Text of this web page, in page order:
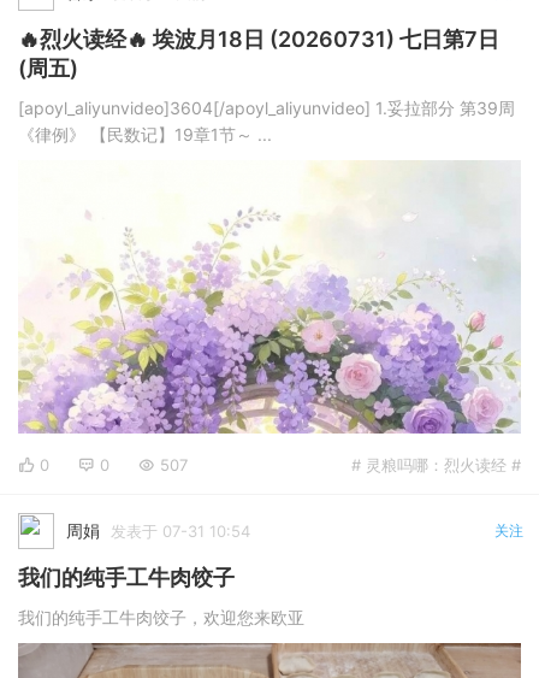
🔥烈火读经🔥 埃波月18日 (20260731) 七日第7日
(周五)
[apoyl_aliyunvideo]3604[/apoyl_aliyunvideo] 1.妥拉部分 第39周
《律例》 【民数记】19章1节～ ...
0 0 507 # 灵粮吗哪：烈火读经 #
周娟 发表于 07-31 10:54 关注
我们的纯手工牛肉饺子
我们的纯手工牛肉饺子，欢迎您来欧亚